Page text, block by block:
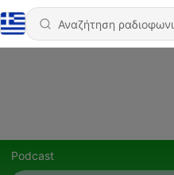
Podcast